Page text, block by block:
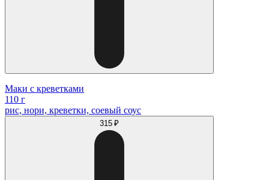
Маки с креветками
110 г
рис, нори, креветки, соевый соус
315 ₽